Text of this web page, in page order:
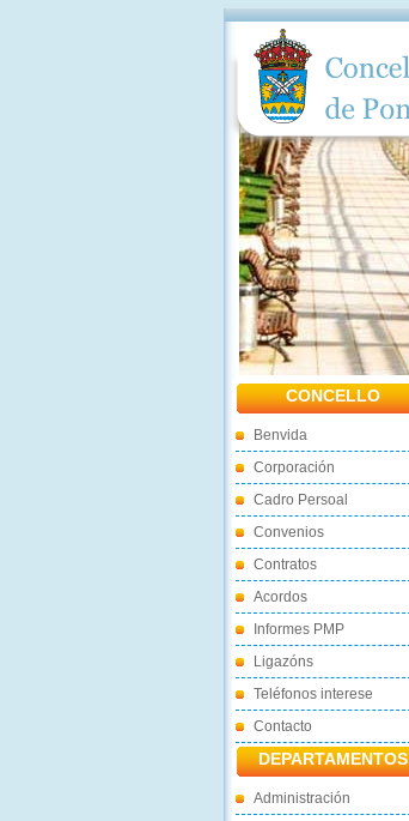
CONCELLO
Benvida
Corporación
Cadro Persoal
Convenios
Contratos
Acordos
Informes PMP
Ligazóns
Teléfonos interese
Contacto
DEPARTAMENTOS
Administración